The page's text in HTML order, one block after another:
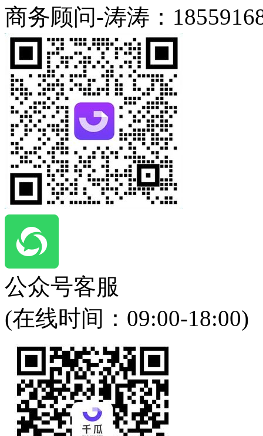
商务顾问-涛涛：
公众号客服
(在线时间： 09:00-18:00)